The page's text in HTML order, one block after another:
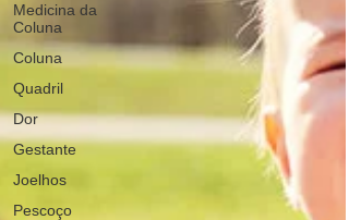
Medicina da
Coluna
Coluna
Quadril
Dor
Gestante
Joelhos
Pescoço